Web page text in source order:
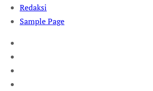
Redaksi
Sample Page